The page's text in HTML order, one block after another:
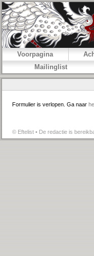
Voorpagina
Mailinglist
Formulier is verlopen. Ga naar
© Eftelist • De redactie is